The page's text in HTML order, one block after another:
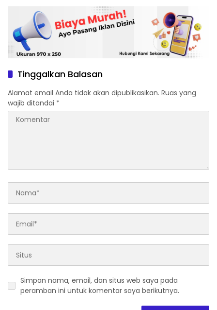
Tinggalkan Balasan
Alamat email Anda tidak akan dipublikasikan. Ruas yang
wajib ditandai *
Simpan nama, email, dan situs web saya pada
peramban ini untuk komentar saya berikutnya.